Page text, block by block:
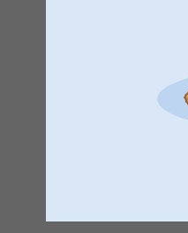
suite my expectations,
Kirsi